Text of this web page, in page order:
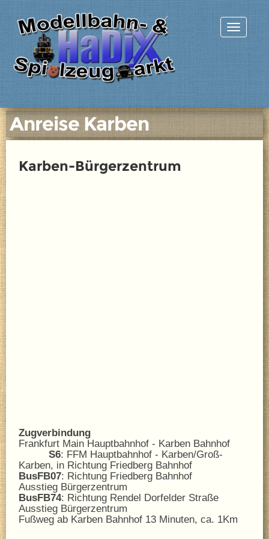
Anreise Karben
Karben-Bürgerzentrum
Zugverbindung
Frankfurt Main Hauptbahnhof - Karben Bahnhof
S6: FFM Hauptbahnhof - Karben/Groß-
Karben, in Richtung Friedberg Bahnhof
BusFB07: Richtung Friedberg Bahnhof
Ausstieg Bürgerzentrum
BusFB74: Richtung Rendel Dorfelder Straße
Ausstieg Bürgerzentrum
Fußweg ab Karben Bahnhof 13 Minuten, ca. 1Km